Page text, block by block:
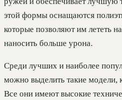
этой формы оснащаются
которые позволяют им лететь
наносить больше урона.
Среди лучших и наиболее
можно выделить такие модели,
Все они имеют высокие